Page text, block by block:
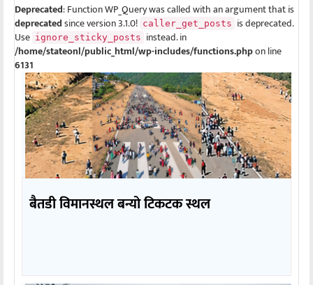
Deprecated: Function WP_Query was called with an argument that is
deprecatedsince version 3.1.0! caller_get_posts is deprecated.
Use ignore_sticky_posts instead. in
/home/stateonl/public_html/wp-includes/functions.phpon line
6131
बैतडी विमानस्थल बन्यो टिकटक स्थल